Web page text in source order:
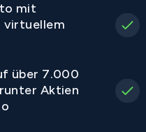
mit
virtuellem
über 7.000
Aktien